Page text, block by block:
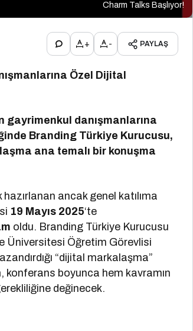
Charm Talks Başlıyor!
+ - PAYLAŞ
Özel Dijital
gayrimenkul danışmanlarına
Branding Türkiye Kurucusu,
ana temalı bir konuşma
ancak genel katılıma
19 Mayıs 2025‘te
oldu. Branding Türkiye Kurucusu
Üniversitesi Öğretim Görevlisi
“dijital markalaşma”
boyunca hem kavramın
değinecek.